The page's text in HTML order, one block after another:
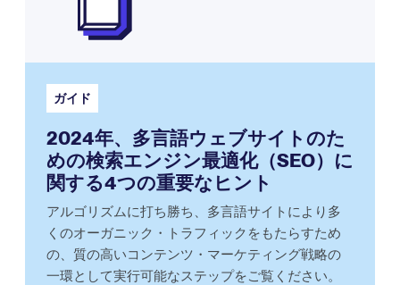
ガイド
2024年、多言語ウェブサイトのた
めの検索エンジン最適化（SEO）に
関する4つの重要なヒント
アルゴリズムに打ち勝ち、多言語サイトにより多
くのオーガニック・トラフィックをもたらすため
の、質の高いコンテンツ・マーケティング戦略の
一環として実行可能なステップをご覧ください。